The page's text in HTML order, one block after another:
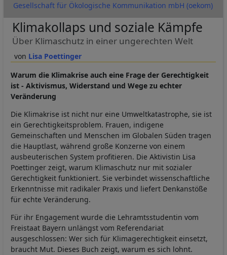
Gesellschaft für Ökologische Kommunikation mbH (oekom)
Lisa Poettinger
Klimakollaps und soziale Kämpfe
Über Klimaschutz in einer ungerechten Welt
Warum die Klimakrise auch eine Frage der Gerechtigkeit
ist - Aktivismus, Widerstand und Wege zu echter
Veränderung
Die Klimakrise ist nicht nur eine Umweltkatastrophe, sie ist
ein Gerechtigkeitsproblem. Frauen, indigene
Gemeinschaften und Menschen im Globalen Süden tragen
die Hauptlast, während große Konzerne von einem
ausbeuterischen System profitieren. Die Aktivistin Lisa
Poettinger zeigt, warum Klimaschutz nur mit sozialer
Gerechtigkeit funktioniert. Sie verbindet wissenschaftliche
Erkenntnisse mit radikaler Praxis und liefert Denkanstöße
für echte Veränderung.
Für ihr Engagement wurde die Lehramtsstudentin vom
Freistaat Bayern unlängst vom Referendariat
ausgeschlossen: Wer sich für Klimagerechtigkeit einsetzt,
braucht Mut. Dieses Buch zeigt, warum es sich lohnt.